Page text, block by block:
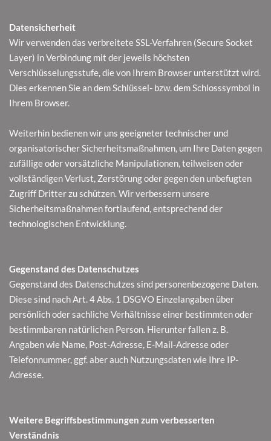
Datensicherheit
Wir verwenden das verbreitete SSL-Verfahren (Secure Socket
Layer) in Verbindung mit der jeweils höchsten
Verschlüsselungsstufe, die von Ihrem Browser unterstützt wird.
Dies erkennen Sie an dem Schlüssel- bzw. dem Schlosssymbol in
Ihrem Browser.
Weiterhin bedienen wir uns geeigneter technischer und
organisatorischer Sicherheitsmaßnahmen, um Ihre Daten gegen
zufällige oder vorsätzliche Manipulationen, teilweisen oder
vollständigen Verlust, Zerstörung oder gegen den unbefugten
Zugriff Dritter zu schützen. Wir verbessern unsere
Sicherheitsmaßnahmen fortlaufend, entsprechend der
technologischen Entwicklung.
Gegenstand des Datenschutzes
Gegenstand des Datenschutzes sind personenbezogene Daten.
Diese sind nach Art. 4 Abs. 1 DSGVO Einzelangaben über
persönlich oder sachliche Verhältnisse einer bestimmten oder
bestimmbaren natürlichen Person. Hierunter fallen z. B.
Angaben wie Name, Post-Adresse, E-Mail-Adresse oder
Telefonnummer, ggf. aber auch Nutzungsdaten wie Ihre IP-
Adresse.
Weitere Begriffsbestimmungen zum verbesserten
Verständnis